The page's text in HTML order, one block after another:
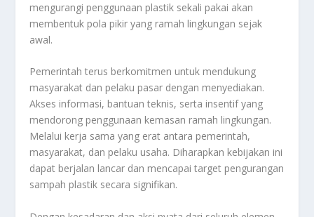
mengurangi penggunaan plastik sekali pakai akan
membentuk pola pikir yang ramah lingkungan sejak
awal.
Pemerintah terus berkomitmen untuk mendukung
masyarakat dan pelaku pasar dengan menyediakan.
Akses informasi, bantuan teknis, serta insentif yang
mendorong penggunaan kemasan ramah lingkungan.
Melalui kerja sama yang erat antara pemerintah,
masyarakat, dan pelaku usaha. Diharapkan kebijakan ini
dapat berjalan lancar dan mencapai target pengurangan
sampah plastik secara signifikan.